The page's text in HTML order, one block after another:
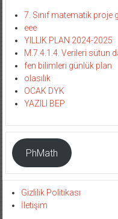
7. Sınıf matematik proje
eee
YILLIK PLAN 2024-2025
M.7.4.1.4. Verileri sütun
fen bilimleri günlük plan
olasılık
OCAK DYK
YAZILI BEP
PhMath
Gizlilik Politikası
İletişim